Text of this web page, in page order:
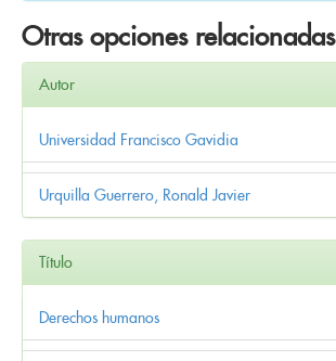
Otras opciones relacionadas
Autor
Universidad Francisco Gavidia
Urquilla Guerrero, Ronald Javier
Título
Derechos humanos